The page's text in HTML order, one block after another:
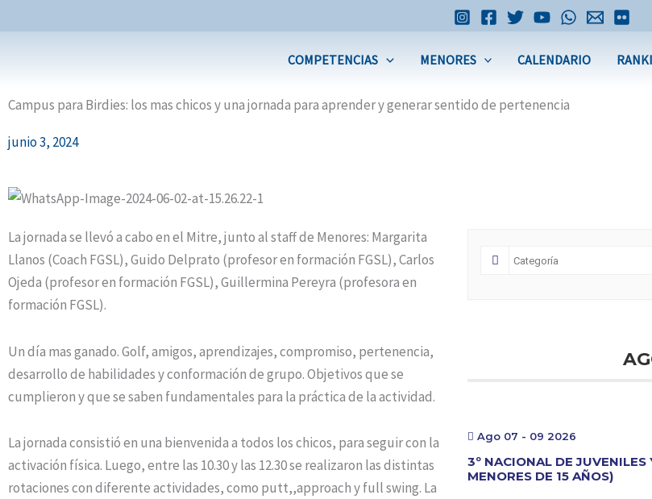
al
COMPETENCIAS MENORES CALENDARIO
Campus para Birdies: los mas chicos y una jornada para aprender y generar sentido de pertenencia
junio 3, 2024
La jornada se llevó a cabo en el Mitre, junto al staff de Menores: Margarita
Llanos (Coach FGSL), Guido Delprato (profesor en formación FGSL), Carlos
Ojeda (profesor en formación FGSL), Guillermina Pereyra (profesora en
formación FGSL).
Un día mas ganado. Golf, amigos, aprendizajes, compromiso, pertenencia,
desarrollo de habilidades y conformación de grupo. Objetivos que se
cumplieron y que se saben fundamentales para la práctica de la actividad.
La jornada consistió en una bienvenida a todos los chicos, para seguir con la
activación física. Luego, entre las 10.30 y las 12.30 se realizaron las distintas
rotaciones con diferente actividades, como putt,,approach y full swing. La
Ago 07 - 09 2026
3º NACIONAL DE JUVENILES
MENORES DE 15 AÑOS)